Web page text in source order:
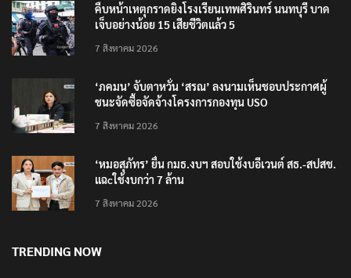
คืบหน้าเหตุกราดยิงโรงเรียนเทพศิรินทร์ นนทบุรี บาด
เจ็บอย่างน้อย 15 เสียชีวิตแล้ว 5
7 สิงหาคม 2026
‘ภคมน’ จับตาหวั่น ‘สรณ’ ลงนามเห็นชอบประกาศผู้
ชนะจัดซื้อจัดจ้างโครงการกองทุน USO
7 สิงหาคม 2026
‘หมอสุภัทร’ ยื่น กมธ.งบฯ สอบใช้งบอีเวนต์ สธ.-สปสช.
แฉcใช้งบกว่า 7 ล้าน
7 สิงหาคม 2026
TRENDING NOW